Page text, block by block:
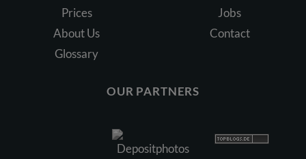
Prices
About Us
Glossary
Jobs
Contact
OUR PARTNERS